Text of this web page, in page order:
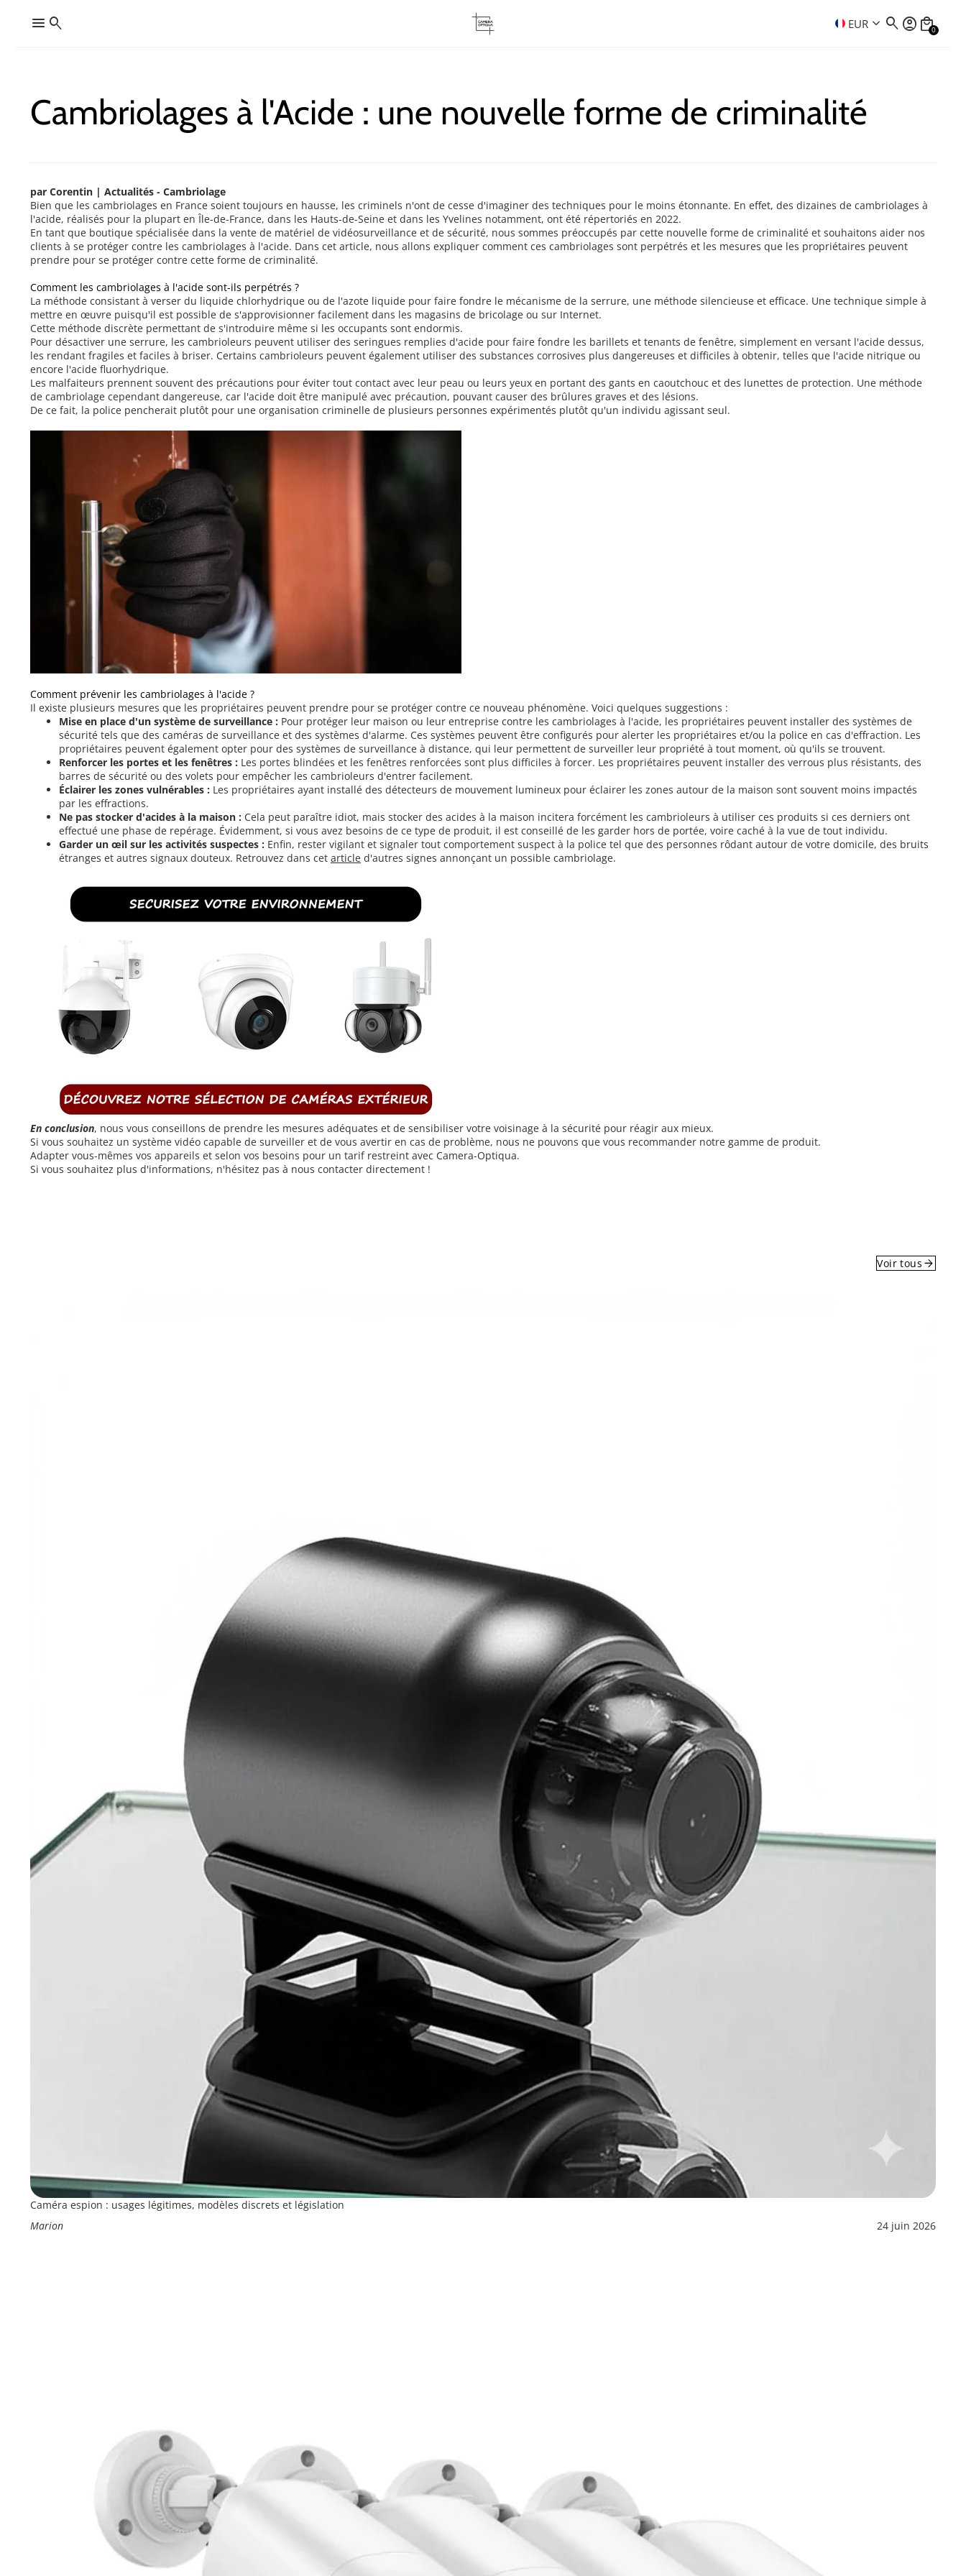
menu search EUR keyboard_arrow_down search account_circle local_mall
0
Cambriolages à l'Acide : une nouvelle forme de criminalité
par Corentin | Actualités - Cambriolage
Bien que les cambriolages en France soient toujours en hausse, les criminels n'ont de cesse d'imaginer des techniques pour le moins étonnante. En effet, des dizaines de cambriolages à
l'acide, réalisés pour la plupart en Île-de-France, dans les Hauts-de-Seine et dans les Yvelines notamment, ont été répertoriés en 2022.
En tant que boutique spécialisée dans la vente de matériel de vidéosurveillance et de sécurité, nous sommes préoccupés par cette nouvelle forme de criminalité et souhaitons aider nos
clients à se protéger contre les cambriolages à l'acide. Dans cet article, nous allons expliquer comment ces cambriolages sont perpétrés et les mesures que les propriétaires peuvent
prendre pour se protéger contre cette forme de criminalité.
Comment les cambriolages à l'acide sont-ils perpétrés ?
La méthode consistant à verser du liquide chlorhydrique ou de l'azote liquide pour faire fondre le mécanisme de la serrure, une méthode silencieuse et efficace. Une technique simple à
mettre en œuvre puisqu'il est possible de s'approvisionner facilement dans les magasins de bricolage ou sur Internet.
Cette méthode discrète permettant de s'introduire même si les occupants sont endormis.
Pour désactiver une serrure, les cambrioleurs peuvent utiliser des seringues remplies d'acide pour faire fondre les barillets et tenants de fenêtre, simplement en versant l'acide dessus,
les rendant fragiles et faciles à briser. Certains cambrioleurs peuvent également utiliser des substances corrosives plus dangereuses et difficiles à obtenir, telles que l'acide nitrique ou
encore l'acide fluorhydrique.
Les malfaiteurs prennent souvent des précautions pour éviter tout contact avec leur peau ou leurs yeux en portant des gants en caoutchouc et des lunettes de protection. Une méthode
de cambriolage cependant dangereuse, car l'acide doit être manipulé avec précaution, pouvant causer des brûlures graves et des lésions.
De ce fait, la police pencherait plutôt pour une organisation criminelle de plusieurs personnes expérimentés plutôt qu'un individu agissant seul.
Comment prévenir les cambriolages à l'acide ?
Il existe plusieurs mesures que les propriétaires peuvent prendre pour se protéger contre ce nouveau phénomène. Voici quelques suggestions :
Mise en place d'un système de surveillance : Pour protéger leur maison ou leur entreprise contre les cambriolages à l'acide, les propriétaires peuvent installer des systèmes de
sécurité tels que des caméras de surveillance et des systèmes d'alarme. Ces systèmes peuvent être configurés pour alerter les propriétaires et/ou la police en cas d'effraction. Les
propriétaires peuvent également opter pour des systèmes de surveillance à distance, qui leur permettent de surveiller leur propriété à tout moment, où qu'ils se trouvent.
Renforcer les portes et les fenêtres : Les portes blindées et les fenêtres renforcées sont plus difficiles à forcer. Les propriétaires peuvent installer des verrous plus résistants, des
barres de sécurité ou des volets pour empêcher les cambrioleurs d'entrer facilement.
Éclairer les zones vulnérables : Les propriétaires ayant installé des détecteurs de mouvement lumineux pour éclairer les zones autour de la maison sont souvent moins impactés
par les effractions.
Ne pas stocker d'acides à la maison : Cela peut paraître idiot, mais stocker des acides à la maison incitera forcément les cambrioleurs à utiliser ces produits si ces derniers ont
effectué une phase de repérage. Évidemment, si vous avez besoins de ce type de produit, il est conseillé de les garder hors de portée, voire caché à la vue de tout individu.
Garder un œil sur les activités suspectes : Enfin, rester vigilant et signaler tout comportement suspect à la police tel que des personnes rôdant autour de votre domicile, des bruits
étranges et autres signaux douteux. Retrouvez dans cet article d'autres signes annonçant un possible cambriolage.
En conclusion, nous vous conseillons de prendre les mesures adéquates et de sensibiliser votre voisinage à la sécurité pour réagir aux mieux.
Si vous souhaitez un système vidéo capable de surveiller et de vous avertir en cas de problème, nous ne pouvons que vous recommander notre gamme de produit.
Adapter vous-mêmes vos appareils et selon vos besoins pour un tarif restreint avec Camera-Optiqua.
Si vous souhaitez plus d'informations, n'hésitez pas à nous contacter directement !
Voir tous arrow_forward
Caméra espion : usages légitimes, modèles discrets et législation
Marion
24 juin 2026